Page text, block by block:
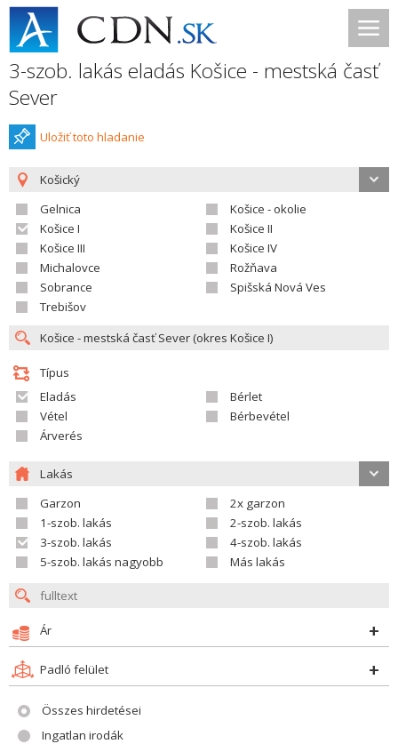
3-szob. lakás eladás Košice - mestská časť
Sever
Uložiť toto hladanie
Košický
Gelnica
Košice - okolie
Košice I
Košice II
Košice III
Košice IV
Michalovce
Rožňava
Sobrance
Spišská Nová Ves
Trebišov
Típus
Eladás
Bérlet
Vétel
Bérbevétel
Árverés
Lakás
Garzon
2x garzon
1-szob. lakás
2-szob. lakás
3-szob. lakás
4-szob. lakás
5-szob. lakás nagyobb
Más lakás
Ár
Padló felület
Összes hirdetései
Ingatlan irodák